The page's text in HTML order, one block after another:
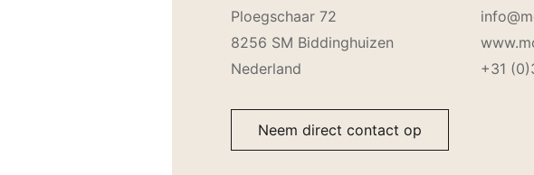
Ploegschaar 72
8256 SM Biddinghuizen
Nederland
+31
Neem direct contact op